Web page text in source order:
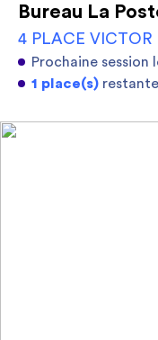
Bureau La
4 PLACE VICTOR
Prochaine session
1 place(s)